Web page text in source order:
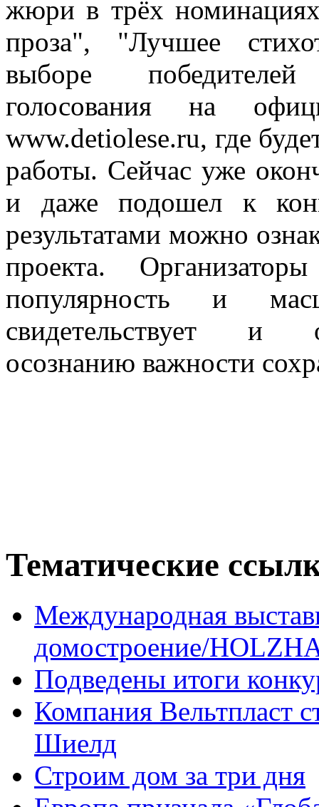
жюри в трёх
проза", "Лучшее
выборе
голосования на
www.detiolese.ru, где
работы. Сейчас уже
и даже подошел к
результатами можно
проекта.
популярность и
свидетельствует и
осознанию важности
Тематические
Международная
домостроение/
Подведены итоги
Компания Вельтпласт
Шиелд
Строим дом за три дня